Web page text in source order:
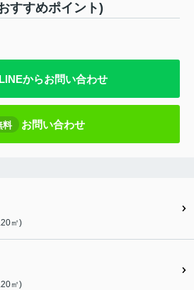
すすめポイント)
LINEからお問い合わせ
料 お問い合わせ
㎡)
㎡)